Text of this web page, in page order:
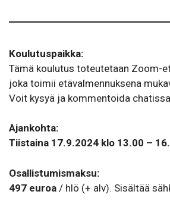
Koulutuspaikka:
Tämä koulutus toteutetaan Zoom-
joka toimii etävalmennuksena
Voit kysyä ja kommentoida
Ajankohta:
Tiistaina 17.9.2024 klo 13.00 –
Osallistumismaksu:
497 euroa / hlö (+ alv). Sisältää